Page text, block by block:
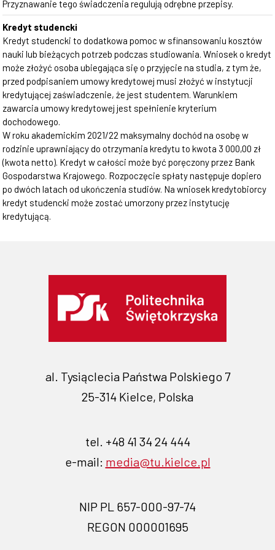
Przyznawanie tego świadczenia regulują odrębne przepisy.
Kredyt studencki
Kredyt studencki to dodatkowa pomoc w sfinansowaniu kosztów
nauki lub bieżących potrzeb podczas studiowania. Wniosek o kredyt
może złożyć osoba ubiegająca się o przyjęcie na studia, z tym że,
przed podpisaniem umowy kredytowej musi złożyć w instytucji
kredytującej zaświadczenie, że jest studentem. Warunkiem
zawarcia umowy kredytowej jest spełnienie kryterium
dochodowego.
W roku akademickim 2021/22 maksymalny dochód na osobę w
rodzinie uprawniający do otrzymania kredytu to kwota 3 000,00 zł
(kwota netto). Kredyt w całości może być poręczony przez Bank
Gospodarstwa Krajowego. Rozpoczęcie spłaty następuje dopiero
po dwóch latach od ukończenia studiów. Na wniosek kredytobiorcy
kredyt studencki może zostać umorzony przez instytucję
kredytującą.
al. Tysiąclecia Państwa Polskiego 7
25-314 Kielce, Polska
tel. +48 41 34 24 444
e-mail: media@tu.kielce.pl
NIP PL 657-000-97-74
REGON 000001695